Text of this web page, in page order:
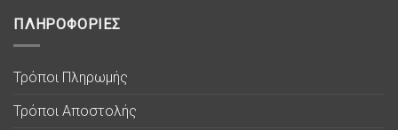
ΠΛΗΡΟΦΟΡΙΕΣ
Τρόποι Πληρωμής
Τρόποι Αποστολής